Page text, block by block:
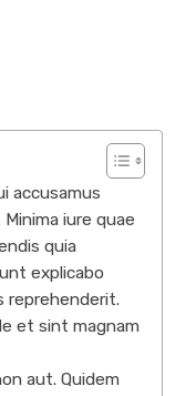
accusamus
iure quae
quia
explicabo
reprehenderit.
et sint magnam
aut. Quidem